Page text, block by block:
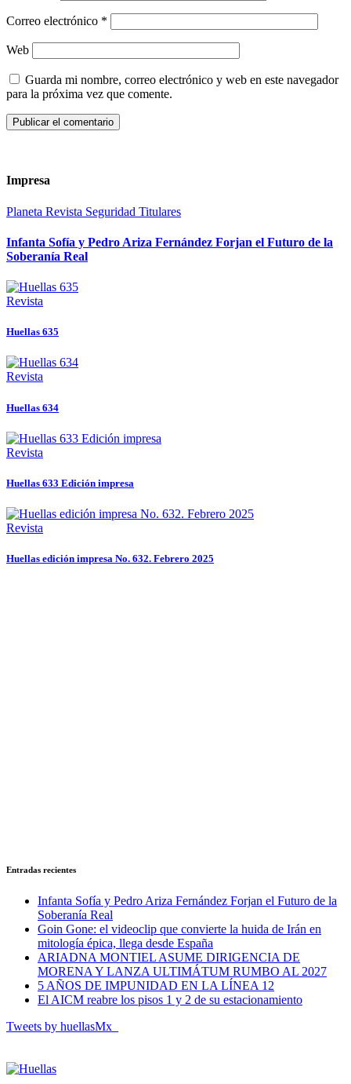
Correo electrónico *
Web
Guarda mi nombre, correo electrónico y web en este navegador
para la próxima vez que comente.
Impresa
Planeta Revista Seguridad Titulares
Infanta Sofía y Pedro Ariza Fernández Forjan el Futuro de la
Soberanía Real
Revista
Huellas 635
Revista
Huellas 634
Revista
Huellas 633 Edición impresa
Revista
Huellas edición impresa No. 632. Febrero 2025
Entradas recientes
Infanta Sofía y Pedro Ariza Fernández Forjan el Futuro de la
Soberanía Real
Goin Gone: el videoclip que convierte la huida de Irán en
mitología épica, llega desde España
ARIADNA MONTIEL ASUME DIRIGENCIA DE
MORENA Y LANZA ULTIMÁTUM RUMBO AL 2027
5 AÑOS DE IMPUNIDAD EN LA LÍNEA 12
El AICM reabre los pisos 1 y 2 de su estacionamiento
Tweets by huellasMx_